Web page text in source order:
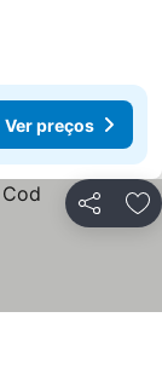
Ver preços
Partilhar